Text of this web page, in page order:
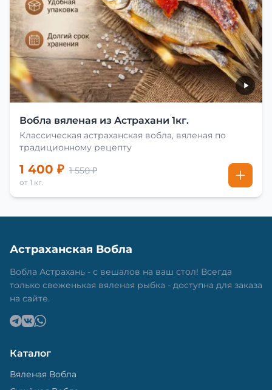
Вобла вяленая из Астрахани 1кг.
Классическая астраханская вобла, вяленая по
традиционному рецепту
1 400 ₽ 1 550 ₽
от 1 кг.
Астраханская Вобла
Вобла Астрахань - с вешалов на ваш стол! Всегда
только свеженькая вяленая рыбка - доступна для заказа
на сайте.
Каталог
Вяленая Вобла